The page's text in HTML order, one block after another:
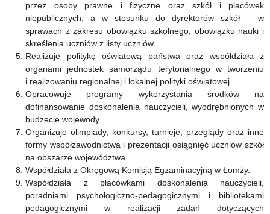
przez osoby prawne i fizyczne oraz szkół i placówek
niepublicznych, a w stosunku do dyrektorów szkół – w
sprawach z zakresu obowiązku szkolnego, obowiązku nauki i
skreślenia uczniów z listy uczniów.
Realizuje politykę oświatową państwa oraz współdziała z
organami jednostek samorządu terytorialnego w tworzeniu
i realizowaniu regionalnej i lokalnej polityki oświatowej.
Opracowuje programy wykorzystania środków na
dofinansowanie doskonalenia nauczycieli, wyodrębnionych w
budżecie wojewody.
Organizuje olimpiady, konkursy, turnieje, przeglądy oraz inne
formy współzawodnictwa i prezentacji osiągnięć uczniów szkół
na obszarze województwa.
Współdziała z Okręgową Komisją Egzaminacyjną w Łomży.
Współdziała z placówkami doskonalenia nauczycieli,
poradniami psychologiczno-pedagogicznymi i bibliotekami
pedagogicznymi w realizacji zadań dotyczących